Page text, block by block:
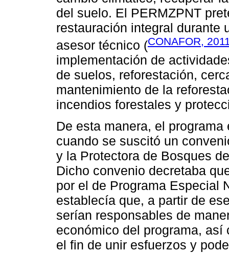
del suelo. El PERMZPNT
restauración integral durante
asesor técnico (CONAFOR,
implementación de
de suelos, reforestación,
mantenimiento de la
incendios forestales y
De esta manera, el
cuando se suscitó un
y la Protectora de Bosques
Dicho convenio decretaba
por el de Programa Especial
establecía que, a partir de
serían responsables de
económico del programa,
el fin de unir esfuerzos y